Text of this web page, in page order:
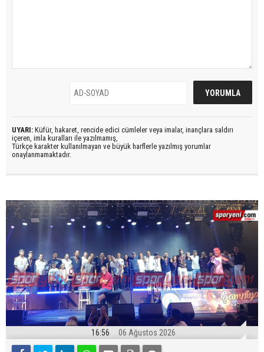
UYARI: Küfür, hakaret, rencide edici cümleler veya imalar, inançlara saldırı
içeren, imla kuralları ile yazılmamış,
Türkçe karakter kullanılmayan ve büyük harflerle yazılmış yorumlar
onaylanmamaktadır.
16:56 06 Ağustos 2026